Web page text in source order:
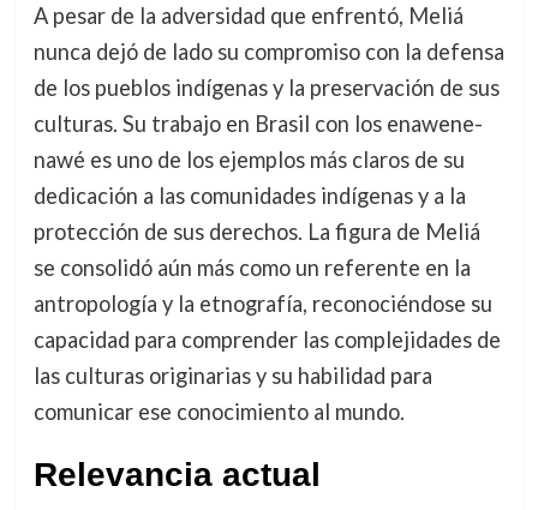
A pesar de la adversidad que enfrentó, Meliá
nunca dejó de lado su compromiso con la defensa
de los pueblos indígenas y la preservación de sus
culturas. Su trabajo en Brasil con los enawene-
nawé es uno de los ejemplos más claros de su
dedicación a las comunidades indígenas y a la
protección de sus derechos. La figura de Meliá
se consolidó aún más como un referente en la
antropología y la etnografía, reconociéndose su
capacidad para comprender las complejidades de
las culturas originarias y su habilidad para
comunicar ese conocimiento al mundo.
Relevancia actual